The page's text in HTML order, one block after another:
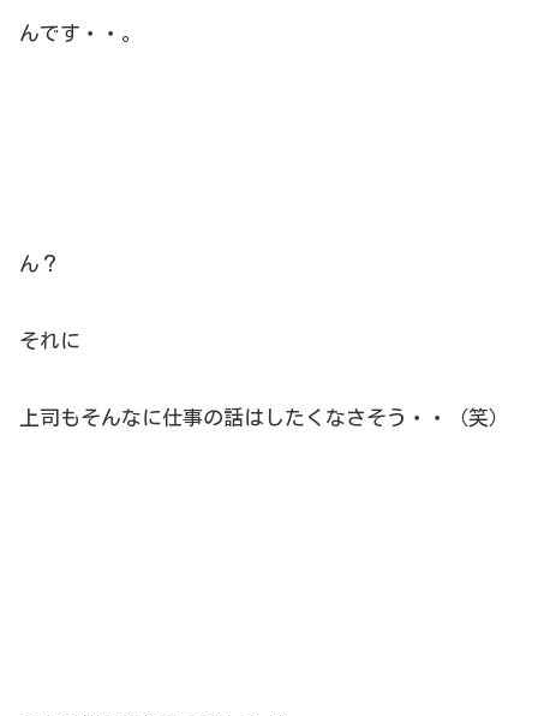
んです・・。
ん？
それに
上司もそんなに仕事の話はしたくなさそう・・（笑）